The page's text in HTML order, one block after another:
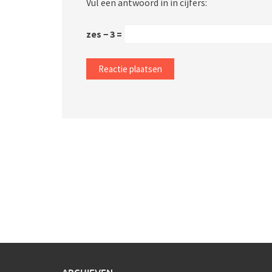
Vul een antwoord in in cijfers:
zes − 3 =